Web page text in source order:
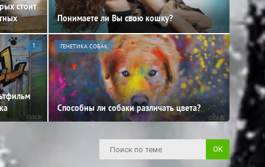
стоит
Понимаете ли Вы свою кошку?
1 ГЕНЕТИКА СОБАК
Способны ли собаки различать цвета?